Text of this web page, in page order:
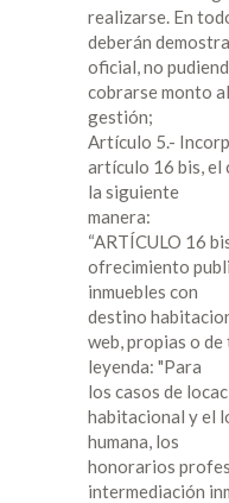
realizarse. En
deberán
oficial, no
cobrarse monto
gestión;
Artículo 5.-
artículo 16 bis, el
la siguiente
manera:
“ARTÍCULO 16
ofrecimiento
inmuebles con
destino
web, propias o
leyenda: "Para
los casos de
habitacional y el
humana, los
honorarios
intermediación